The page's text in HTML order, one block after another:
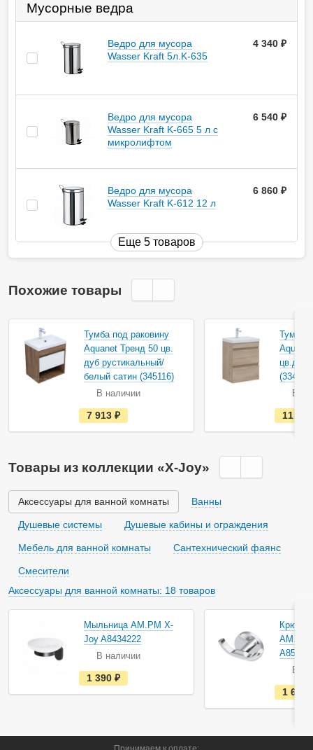
Мусорные ведра
Ведро для мусора
Wasser Kraft 5л.K-635
4 340
Ведро для мусора
Wasser Kraft K-665 5 л с
микролифтом
6 540
Ведро для мусора
Wasser Kraft K-612 12 л
6 860
Еще 5 товаров
Похожие товары
Тумба под раковину
Aquanet Тренд 50 цв.
дуб рустикальный/
белый сатин (345116)
В наличии
е
с
т
а
и
ч
и
и
7 913
Тумба
цв.дуб
В
11
Товары из коллекции «X-Joy»
Аксессуары для ванной комнаты Ванны
Душевые системы Душевые кабины и ограждения
Мебель для ванной комнаты Сантехнический фаянс
Смесители
Аксессуары для ванной комнаты: 18 товаров
Мыльница AM.PM X-
Joy A8434222
В наличии
е
с
т
а
1 390
Крючок
AM.PM
В
1 690